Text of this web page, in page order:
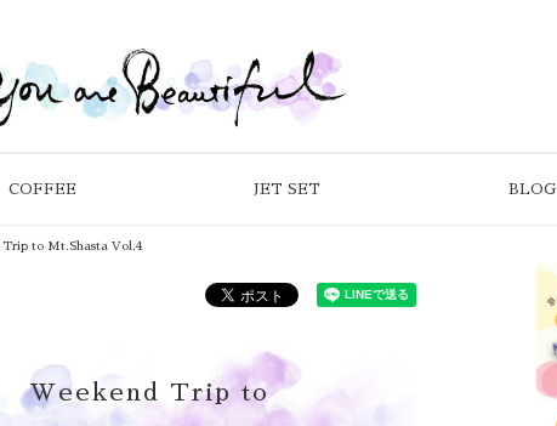
COFFEE JET SET BLOG
Trip to Mt.Shasta Vol.4
ナ Weekend Trip to